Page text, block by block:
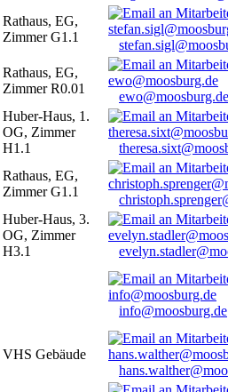
Rathaus, EG,
Zimmer G1.1
Rathaus, EG,
Zimmer R0.01
ewo@moosburg.de
Huber-Haus, 1.
OG, Zimmer
H1.1
Rathaus, EG,
Zimmer G1.1
Huber-Haus, 3.
OG, Zimmer
H3.1
info@moosburg.de
VHS Gebäude